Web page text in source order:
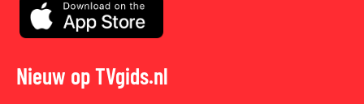
Nieuw op TVgids.nl